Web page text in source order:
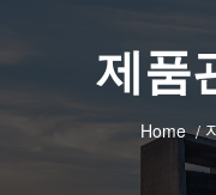
제품
Home